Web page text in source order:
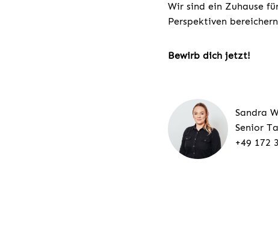
Wir sind ein Zuhause
Perspektiven
Bewirb dich jetzt!
Sandra
Senior
+49 172